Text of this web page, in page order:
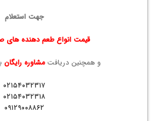
جهت استعلام
قیمت انواع طعم دهنده های
و همچنین دریافتمشاوره رایگان
۰۲۱۵۴۰۳۲۳۱۷
۰۲۱۵۴۰۳۲۳۱۸
۰۹۱۲۹۰۰۸۸۶۲